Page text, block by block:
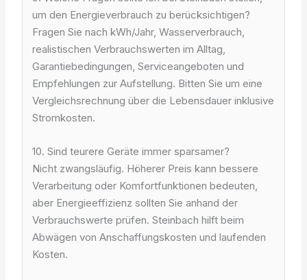
um den Energieverbrauch zu berücksichtigen?
Fragen Sie nach kWh/Jahr, Wasserverbrauch,
realistischen Verbrauchswerten im Alltag,
Garantiebedingungen, Serviceangeboten und
Empfehlungen zur Aufstellung. Bitten Sie um eine
Vergleichsrechnung über die Lebensdauer inklusive
Stromkosten.
10. Sind teurere Geräte immer sparsamer?
Nicht zwangsläufig. Höherer Preis kann bessere
Verarbeitung oder Komfortfunktionen bedeuten,
aber Energieeffizienz sollten Sie anhand der
Verbrauchswerte prüfen. Steinbach hilft beim
Abwägen von Anschaffungskosten und laufenden
Kosten.